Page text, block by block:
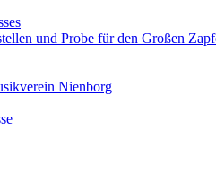
und Probe für den Großen
Nienborg